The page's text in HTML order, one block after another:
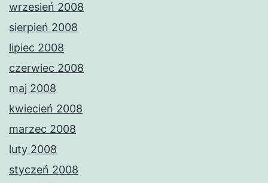
wrzesień 2008
sierpień 2008
lipiec 2008
czerwiec 2008
maj 2008
kwiecień 2008
marzec 2008
luty 2008
styczeń 2008